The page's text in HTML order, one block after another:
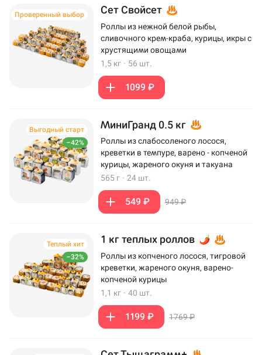
Проверенный выбор Сет Свойсет
Роллы из нежной белой рыбы,
сливочного крем-краба, курицы, икры с
хрустящими овощами
1,5 кг · 56 шт.
1099 ₽
–42%
Выгодный старт МиниГранд 0.5 кг
Роллы из слабосоленого лосося,
креветки в темпуре, варено - копченой
курицы, жареного окуня и такуана
565 г · 24 шт.
549 ₽ 949 ₽
–32%
Теплый хит 1 кг теплых роллов
Роллы из копченого лосося, тигровой
креветки, жареного окуня, варено-
копченой курицы
1,1 кг · 40 шт.
1199 ₽ 1769 ₽